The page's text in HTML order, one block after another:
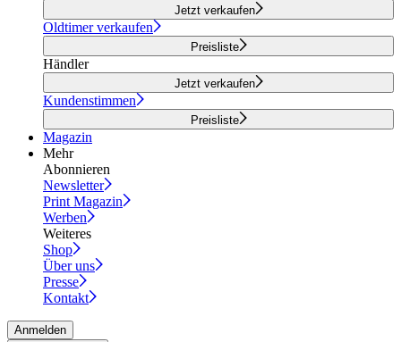
Jetzt verkaufen
Oldtimer verkaufen
Preisliste
Händler
Jetzt verkaufen
Kundenstimmen
Preisliste
Magazin
Mehr
Abonnieren
Newsletter
Print Magazin
Werben
Weiteres
Shop
Über uns
Presse
Kontakt
Anmelden